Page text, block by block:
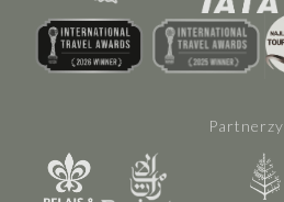
Partnerzy